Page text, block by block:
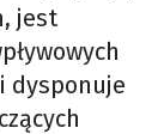
jest
dysponuje